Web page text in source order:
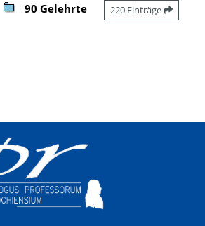
90 Gelehrte 220 Einträge